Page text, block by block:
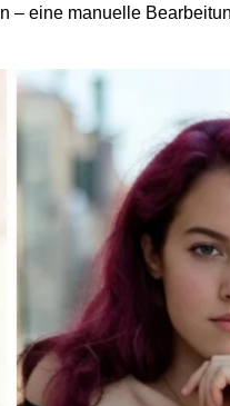
– eine manuelle